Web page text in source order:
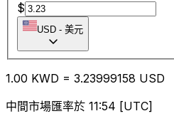
$
USD - 美元
1.00 KWD = 3.23999158 USD
中間市場匯率於 11:54 [UTC]